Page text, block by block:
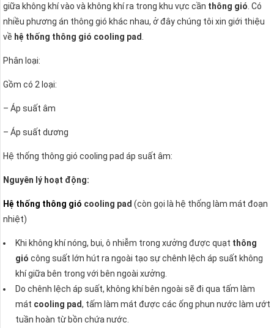
giữa không khí vào và không khí ra trong khu vực cần thông gió . Có
nhiều phương án thông gió khác nhau, ở đây chúng tôi xin giới thiệu
về hệ thống thông gió cooling pad
Phân loại:
Gồm có 2 loại:
– Áp suất âm
– Áp suất dương
Hệ thống thông gió cooling pad áp suất âm:
Nguyên lý hoạt động:
Hệ thống thông gió cooling pad (còn gọi là hệ thống làm mát đoạn
nhiệt)
Khi không khí nóng, bụi, ô nhiễm trong xưởng được quạt thông
gió công suất lớn hút ra ngoài tạo sự chênh lệch áp suất không
khí giữa bên trong với bên ngoài xưởng.
Do chênh lệch áp suất, không khí bên ngoài sẽ đi qua tấm làm
mát cooling pad, tấm làm mát được các ống phun nước làm ướt
tuần hoàn từ bồn chứa nước.